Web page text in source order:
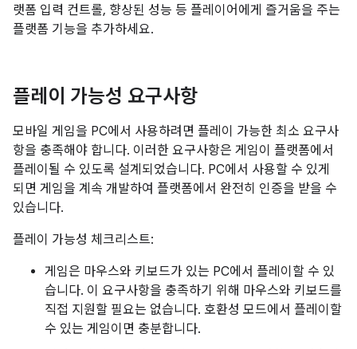
랫폼 입력 컨트롤, 향상된 성능 등 플레이어에게 즐거움을 주는
플랫폼 기능을 추가하세요.
플레이 가능성 요구사항
모바일 게임을 PC에서 사용하려면 플레이 가능한 최소 요구사
항을 충족해야 합니다. 이러한 요구사항은 게임이 플랫폼에서
플레이될 수 있도록 설계되었습니다. PC에서 사용할 수 있게
되면 게임을 계속 개발하여 플랫폼에서 완전히 인증을 받을 수
있습니다.
플레이 가능성 체크리스트:
게임은 마우스와 키보드가 있는 PC에서 플레이할 수 있
습니다. 이 요구사항을 충족하기 위해 마우스와 키보드를
직접 지원할 필요는 없습니다. 호환성 모드에서 플레이할
수 있는 게임이면 충분합니다.